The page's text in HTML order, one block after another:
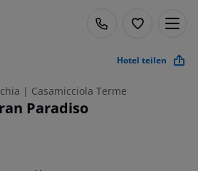
Hotel teilen
| Casamicciola Terme
Paradiso